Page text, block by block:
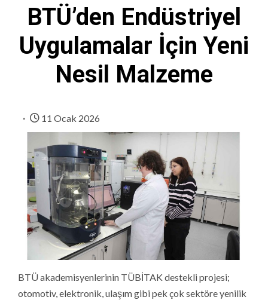
BTÜ’den Endüstriyel
Uygulamalar İçin Yeni
Nesil Malzeme
11 Ocak 2026
BTÜ akademisyenlerinin TÜBİTAK destekli projesi;
otomotiv, elektronik, ulaşım gibi pek çok sektöre yenilik